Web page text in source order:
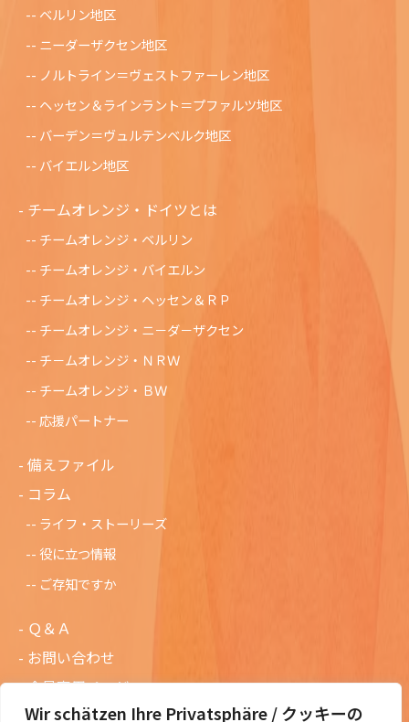
Wir schätzen Ihre Privatsphäre / クッキーの
ベルリン地区
ニーダーザクセン地区
ノルトライン＝ヴェストファーレン地区
ヘッセン＆ラインラント＝プファルツ地区
バーデン＝ヴュルテンベルク地区
バイエルン地区
チームオレンジ・ドイツとは
チームオレンジ・ベルリン
チームオレンジ・バイエルン
チームオレンジ・ヘッセン＆ＲＰ
チームオレンジ・ニ－ダ－ザクセン
チ－ムオレンジ・ＮＲＷ
チームオレンジ・ＢＷ
応援パートナー
備えファイル
コラム
ライフ・ストーリーズ
役に立つ情報
ご存知ですか
Ｑ＆Ａ
お問い合わせ
会員専用ページ
ニュースレターバックナンバー